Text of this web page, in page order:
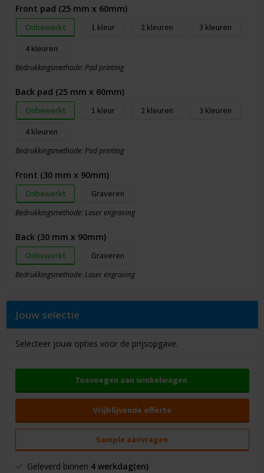
Front pad (25 mm x 60mm)
Onbewerkt 1 2
3
4
Bedrukkingsmethode: Pad printing
Back pad (25 mm x 60mm)
Onbewerkt 1 2
3
4
Bedrukkingsmethode: Pad printing
Front (30 mm x 90mm)
Onbewerkt Graveren
Bedrukkingsmethode: Laser engraving
Back (30 mm x 90mm)
Onbewerkt Graveren
Bedrukkingsmethode: Laser engraving
Jouw selectie
Selecteer jouw opties voor de prijsopgave.
Toevoegen aan winkelwagen
Vrijblijvende offerte
Sample aanvragen
Geleverd binnen 4 werkdag(en)